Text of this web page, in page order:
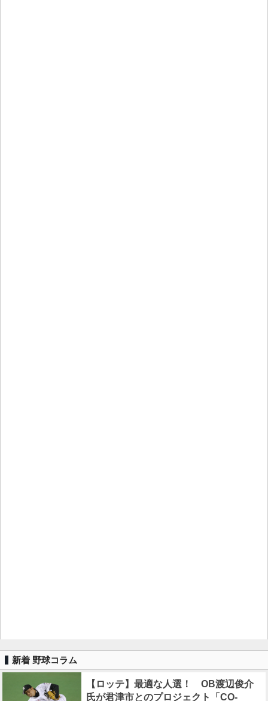
新着 野球コラム
【ロッテ】最適な人選！ OB渡辺俊介
氏が君津市とのプロジェクト「CO-